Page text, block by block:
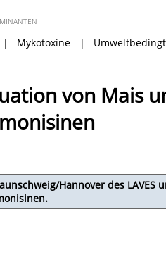
Mykotoxine
von Mais
Hannover des LAVES